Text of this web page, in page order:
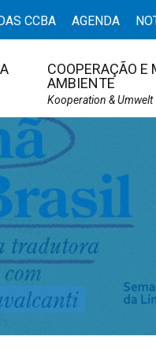
CCBA AGENDA
COOPERAÇÃO E
AMBIENTE
Kooperation & Umwelt